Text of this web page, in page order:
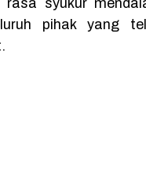
rasa syukur
pihak yang